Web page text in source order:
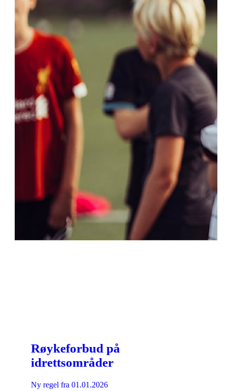
Røykeforbud på
idrettsområder
Ny regel fra 01.01.2026